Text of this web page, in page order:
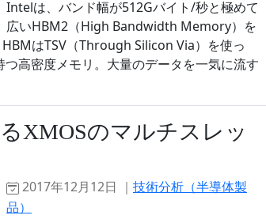
Intelは、バンド幅が512Gバイト/秒と極めて
広いHBM2（High Bandwidth Memory）を
はTSV（Through Silicon Via）を使っ
高密度メモリ。大量のデータを一気に流す
XMOSのマルチスレッ
2017年12月12日 ｜ 技術分析（半導体製
品）